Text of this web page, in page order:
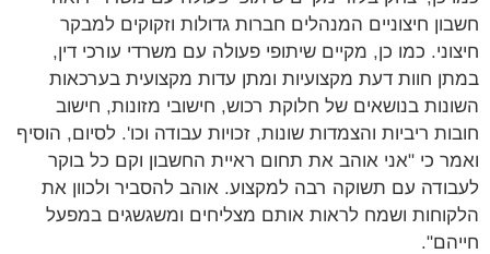
חשבון חיצוניים המנהלים חברות גדולות וזקוקים למבקר
חיצוני. כמו כן, מקיים שיתופי פעולה עם משרדי עורכי דין,
במתן חוות דעת מקצועיות ומתן עדות מקצועית בערכאות
השונות בנושאים של חלוקת רכוש, חישובי מזונות, חישוב
חובות ריביות והצמדות שונות, זכויות עבודה וכו'. לסיום, הוסיף
ואמר כי "אני אוהב את תחום ראיית החשבון וקם כל בוקר
לעבודה עם תשוקה רבה למקצוע. אוהב להסביר ולכוון את
הלקוחות ושמח לראות אותם מצליחים ומשגשגים במפעל
חייהם".